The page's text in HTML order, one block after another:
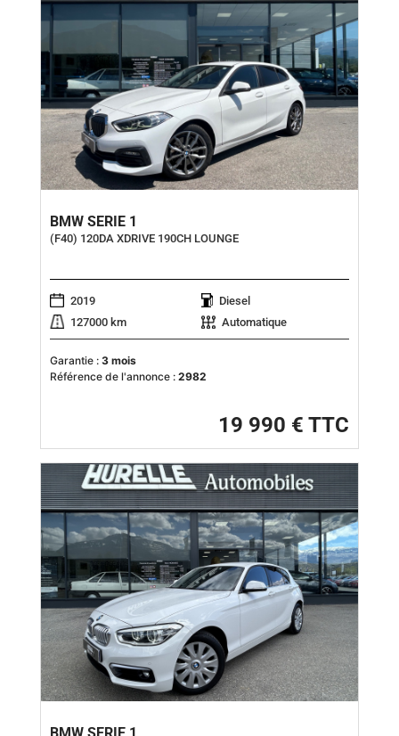
BMW SERIE 1
(F40) 120DA XDRIVE 190CH LOUNGE
2019
Diesel
127000 km
Automatique
Garantie : 3 mois
Référence de l'annonce : 2982
19 990 € TTC